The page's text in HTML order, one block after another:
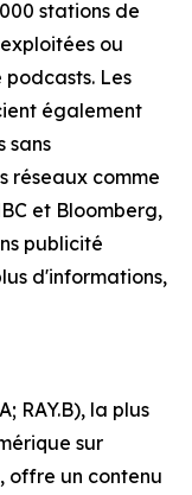
stations de
ou
Les
également
sans
réseaux comme
et Bloomberg,
publicité
d'informations,
RAY.B), la plus
sur
offre un contenu